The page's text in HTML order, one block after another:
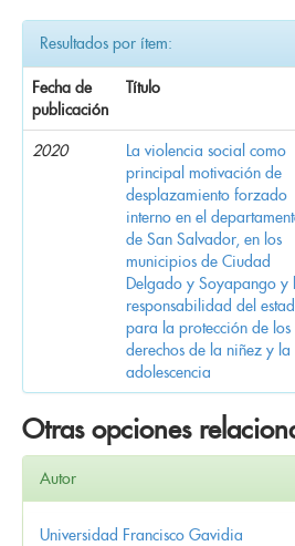
Resultados por ítem:
Fecha de
publicación
Título
2020
La violencia social como
principal motivación de
desplazamiento forzado
interno en el
de San Salvador, en los
municipios de Ciudad
Delgado y Soyapango y
responsabilidad del
para la protección de los
derechos de la niñez y la
adolescencia
Otras opciones
Autor
Universidad Francisco Gavidia